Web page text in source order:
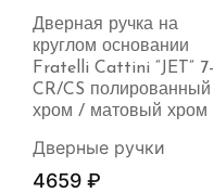
Дверная ручка на
круглом основании
Fratelli Cattini “JET” 7-
CR/CS полированный
хром / матовый хром
Дверные ручки
4659 ₽